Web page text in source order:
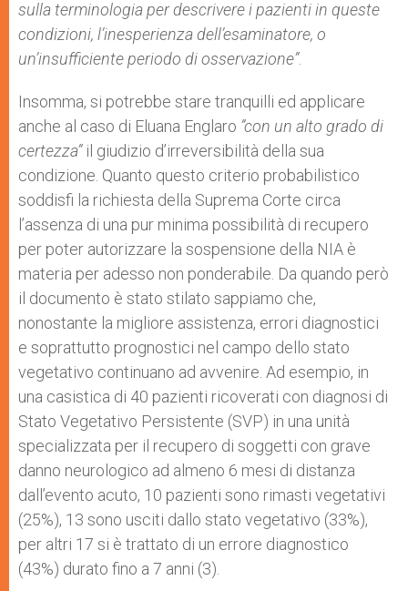
sulla terminologia per descrivere i pazienti in queste
condizioni, l’inesperienza dell’esaminatore, o
un’insufficiente periodo di osservazione”.
Insomma, si potrebbe stare tranquilli ed applicare
anche al caso di Eluana Englaro ”con un alto grado di
certezza”il giudizio d’irreversibilità della sua
condizione. Quanto questo criterio probabilistico
soddisfi la richiesta della Suprema Corte circa
l’assenza di una pur minima possibilità di recupero
per poter autorizzare la sospensione della NIA è
materia per adesso non ponderabile. Da quando però
il documento è stato stilato sappiamo che,
nonostante la migliore assistenza, errori diagnostici
e soprattutto prognostici nel campo dello stato
vegetativo continuano ad avvenire. Ad esempio, in
una casistica di 40 pazienti ricoverati con diagnosi di
Stato Vegetativo Persistente (SVP) in una unità
specializzata per il recupero di soggetti con grave
danno neurologico ad almeno 6 mesi di distanza
dall’evento acuto, 10 pazienti sono rimasti vegetativi
(25%), 13 sono usciti dallo stato vegetativo (33%),
per altri 17 si è trattato di un errore diagnostico
(43%) durato fino a 7 anni (3).